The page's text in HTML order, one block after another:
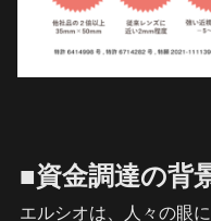
■資金調達の背
エルシオは、人々の眼